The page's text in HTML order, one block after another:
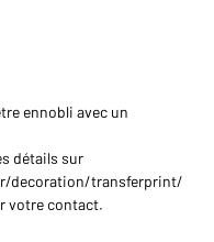
ennobli avec un
détails sur
decoration/transferprint/
votre contact.